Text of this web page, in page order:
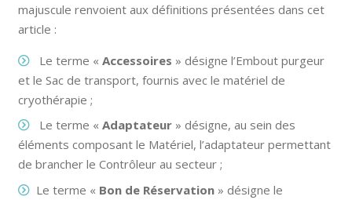
majuscule renvoient aux définitions présentées dans cet
article :
Le terme « Accessoires » désigne l’Embout purgeur
et le Sac de transport, fournis avec le matériel de
cryothérapie ;
Le terme « Adaptateur» désigne, au sein des
éléments composant le Matériel, l’adaptateur permettant
de brancher le Contrôleur au secteur ;
Le terme « Bon de Réservation» désigne le